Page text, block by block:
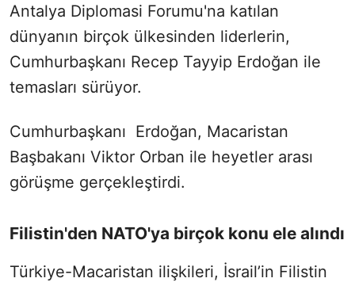
Antalya Diplomasi Forumu'na katılan
dünyanın birçok ülkesinden liderlerin,
Cumhurbaşkanı Recep Tayyip Erdoğan ile
temasları sürüyor.
Cumhurbaşkanı Erdoğan, Macaristan
Başbakanı Viktor Orban ile heyetler arası
görüşme gerçekleştirdi.
Filistin'den NATO'ya birçok konu ele alındı
Türkiye-Macaristan ilişkileri, İsrail’in Filistin